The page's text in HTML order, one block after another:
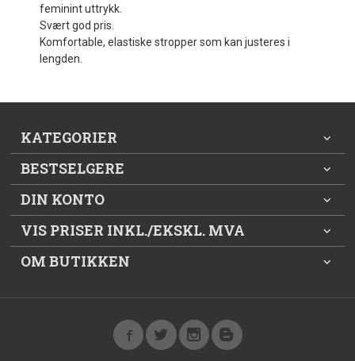
feminint uttrykk.
Svært god pris.
Komfortable, elastiske stropper som kan justeres i
lengden.
KATEGORIER
BESTSELGERE
DIN KONTO
VIS PRISER INKL./EKSKL. MVA
OM BUTIKKEN